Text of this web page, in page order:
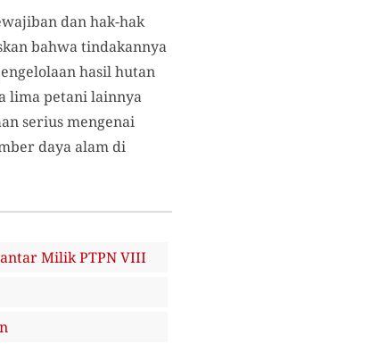
dan hak-hak
bahwa tindakannya
hasil hutan
lima petani lainnya
serius mengenai
daya alam di
Milik PTPN VIII